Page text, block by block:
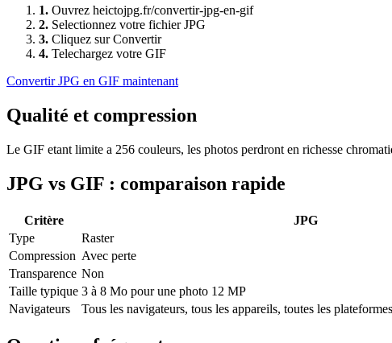
1. Ouvrez heictojpg.fr/convertir-jpg-en-gif
2. Selectionnez votre fichier JPG
3. Cliquez sur Convertir
4. Telechargez votre GIF
ConvertirJPG en GIF maintenant
Qualité et compression
Le GIF etant limite a 256 couleurs, les photos perdront en richesse
JPG vs GIF : comparaison rapide
Critère JPG
Type
Raster
Compression Avec perte
Transparence Non
Taille typique 3 à 8 Mo pour une photo 12 MP
Navigateurs
Tous les navigateurs, tous les appareils, toutes les